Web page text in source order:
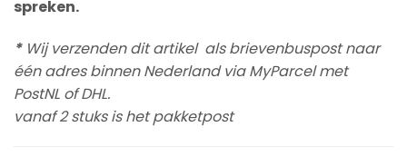
spreken.
* Wij verzenden dit artikel als brievenbuspost naar
één adres binnen Nederland via MyParcel met
PostNL of DHL.
vanaf 2 stuks is het pakketpost